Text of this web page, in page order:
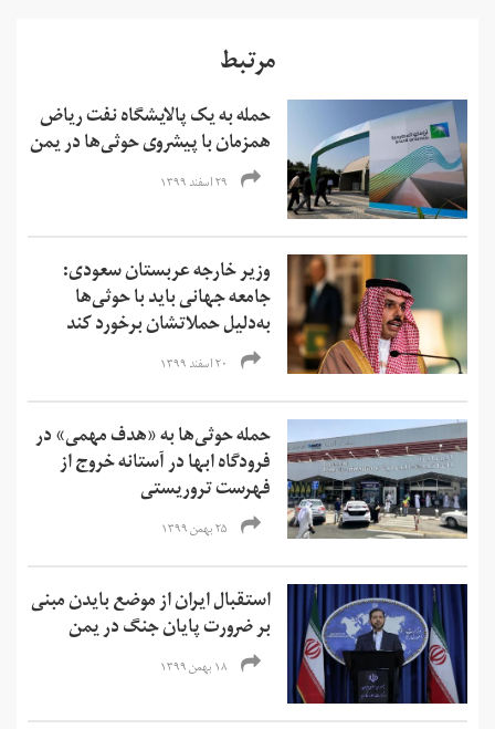
مرتبط
حمله به یک پالایشگاه نفت ریاض
همزمان با پیشروی حوثی‌ها در یمن
۲۹ اسفند ۱۳۹۹
وزیر خارجه عربستان سعودی:
جامعه جهانی باید با حوثی‌ها
به‌دلیل حملاتشان برخورد کند
۲۰ اسفند ۱۳۹۹
حمله حوثی‌ها به «هدف مهمی» در
فرودگاه ابها در آستانه خروج از
فهرست تروریستی
۲۵ بهمن ۱۳۹۹
استقبال ایران از موضع بایدن مبنی
بر ضرورت پایان جنگ در یمن
۱۸ بهمن ۱۳۹۹